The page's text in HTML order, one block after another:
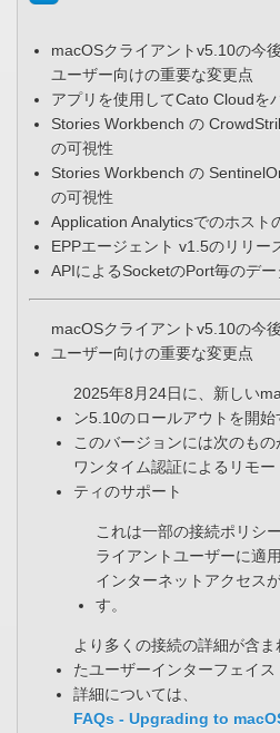
macOSクライアントv5.10の今
ユーザー向けの重要な変更点
アプリを使用してCato Cloudを
Stories Workbench の
の可視性​
Stories Workbench の
の可視性​
Application Analyticsでのホスト
EPPエージェント v1.5のリリー
APIによるSocketのPort毎のデ
macOSクライアントv5.10の今
ユーザー向けの重要な変更点
2025年8月24日に、新しい
ン5.10のロールアウトを開始
このバージョンには次のもの
ワンタイム認証によるリモ
ティのサポート​
これは一部の接続ポリシ
ライアントユーザーに適
インターネットアクセス
す。​
より多くの接続の詳細が含
たユーザーインターフェイス​
詳細については、
FAQs - Upgrading to